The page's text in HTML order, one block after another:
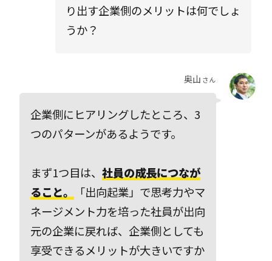
り出す企業側のメリットは何でしょ
うか？
奥山 さん
企業側にヒアリングしたところ、3
つのパターンがあるようです。
まず1つ目は、 社員の成長につなが
ること。
「出向起業」で思考力やマ
ネージメント力を培った社員が出向
元の企業に戻れば、企業側としても
享受できるメリットが大きいですか